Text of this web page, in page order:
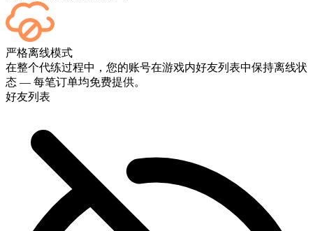
可以的——每场比赛结束后都会显示在您的仪表板上。如果您
想观看比赛实况，请在结账时添加“直播”服务。
严格离线模式
在整个代练过程中，您的账号在游戏内好友列表中保持离线状
态 — 每笔订单均免费提供。
好友列表